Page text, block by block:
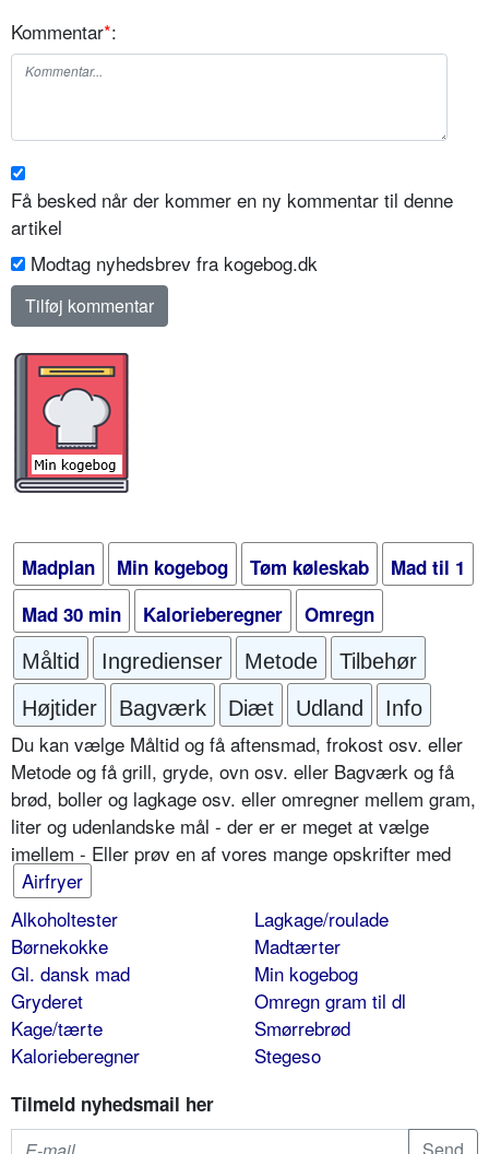
Kommentar*:
Få besked når der kommer en ny kommentar til denne
artikel
Modtag nyhedsbrev fra kogebog.dk
Madplan Min kogebog Tøm køleskab
Mad til 1
Mad 30 min
Kalorieberegner Omregn
Måltid Ingredienser Metode
Tilbehør
Højtider
Bagværk Diæt Udland Info
Du kan vælge Måltid og få aftensmad, frokost osv. eller
Metode og få grill, gryde, ovn osv. eller Bagværk og få
brød, boller og lagkage osv. eller omregner mellem gram,
liter og udenlandske mål - der er er meget at vælge
imellem - Eller prøv en af vores mange opskrifter med
Airfryer
Alkoholtester
Børnekokke
Gl. dansk mad
Gryderet
Kage/tærte
Kalorieberegner
Lagkage/roulade
Madtærter
Min kogebog
Omregn gram til dl
Smørrebrød
Stegeso
Tilmeld nyhedsmail her